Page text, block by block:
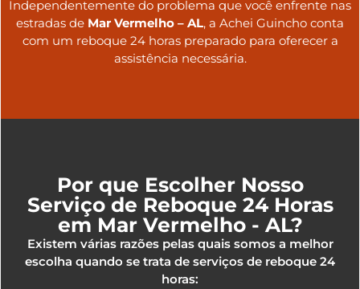
Independentemente do problema que você enfrente nas
estradas de Mar Vermelho – AL, a Achei Guincho conta
com um reboque 24 horas preparado para oferecer a
assistência necessária.
Por que Escolher Nosso
Serviço de Reboque 24 Horas
em Mar Vermelho - AL?
Existem várias razões pelas quais somos a melhor
escolha quando se trata de serviços de reboque 24
horas: